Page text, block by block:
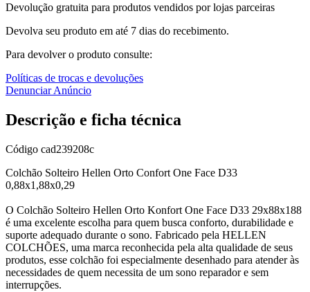
Devolução gratuita para produtos vendidos por lojas parceiras
Devolva seu produto em até 7 dias do recebimento.
Para devolver o produto consulte:
Políticas de trocas e devoluções
Denunciar Anúncio
Descrição e ficha técnica
Código cad239208c
Colchão Solteiro Hellen Orto Confort One Face D33
0,88x1,88x0,29
O Colchão Solteiro Hellen Orto Konfort One Face D33 29x88x188
é uma excelente escolha para quem busca conforto, durabilidade e
suporte adequado durante o sono. Fabricado pela HELLEN
COLCHÕES, uma marca reconhecida pela alta qualidade de seus
produtos, esse colchão foi especialmente desenhado para atender às
necessidades de quem necessita de um sono reparador e sem
interrupções.